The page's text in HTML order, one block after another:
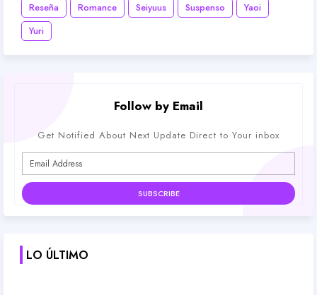
Reseña
Romance Seiyuus Suspenso
Yaoi
Yuri
Follow by Email
Get Notified About Next Update Direct to Your inbox
LO ÚLTIMO